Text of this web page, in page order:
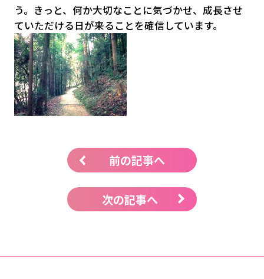
う。きっと、何か大切なことに気づかせ、成長させ
ていただける日が来ることを確信しています。
前の記事へ
次の記事へ